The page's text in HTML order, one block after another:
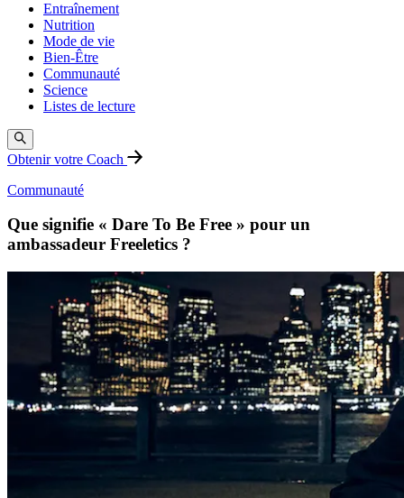
Entraînement
Nutrition
Mode de vie
Bien-Être
Communauté
Science
Listes de lecture
Obtenir votre Coach
Communauté
Que signifie « Dare To Be Free » pour un
ambassadeur Freeletics ?